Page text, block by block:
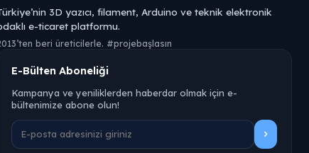
3D yazıcı, filament, Arduino ve teknik elektronik
e-ticaret platformu.
beri üreticilerle. #projebaşlasın
E-Bülten Aboneliği
Kampanya ve yeniliklerden haberdar olmak için e-
bültenimize abone olun!